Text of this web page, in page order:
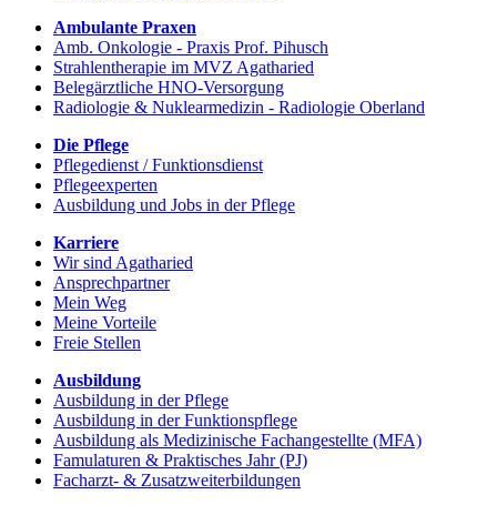
Ambulante Praxen
Amb. Onkologie - Praxis Prof. Pihusch
Strahlentherapie im MVZ Agatharied
Belegärztliche HNO-Versorgung
Radiologie & Nuklearmedizin - Radiologie Oberland
Die Pflege
Pflegedienst / Funktionsdienst
Pflegeexperten
Ausbildung und Jobs in der Pflege
Karriere
Wir sind Agatharied
Ansprechpartner
Mein Weg
Meine Vorteile
Freie Stellen
Ausbildung
Ausbildung in der Pflege
Ausbildung in der Funktionspflege
Ausbildung als Medizinische Fachangestellte (MFA)
Famulaturen & Praktisches Jahr (PJ)
Facharzt- & Zusatzweiterbildungen